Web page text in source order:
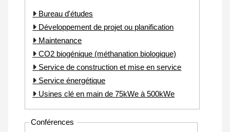
Bureau d'études
Développement de projet ou planification
Maintenance
CO2 biogénique (méthanation biologique)
Service de construction et mise en service
Service énergétique
Usines clé en main de 75kWe à 500kWe
Conférences